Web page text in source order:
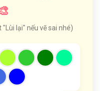
lại" nếu vẽ sai nhé)